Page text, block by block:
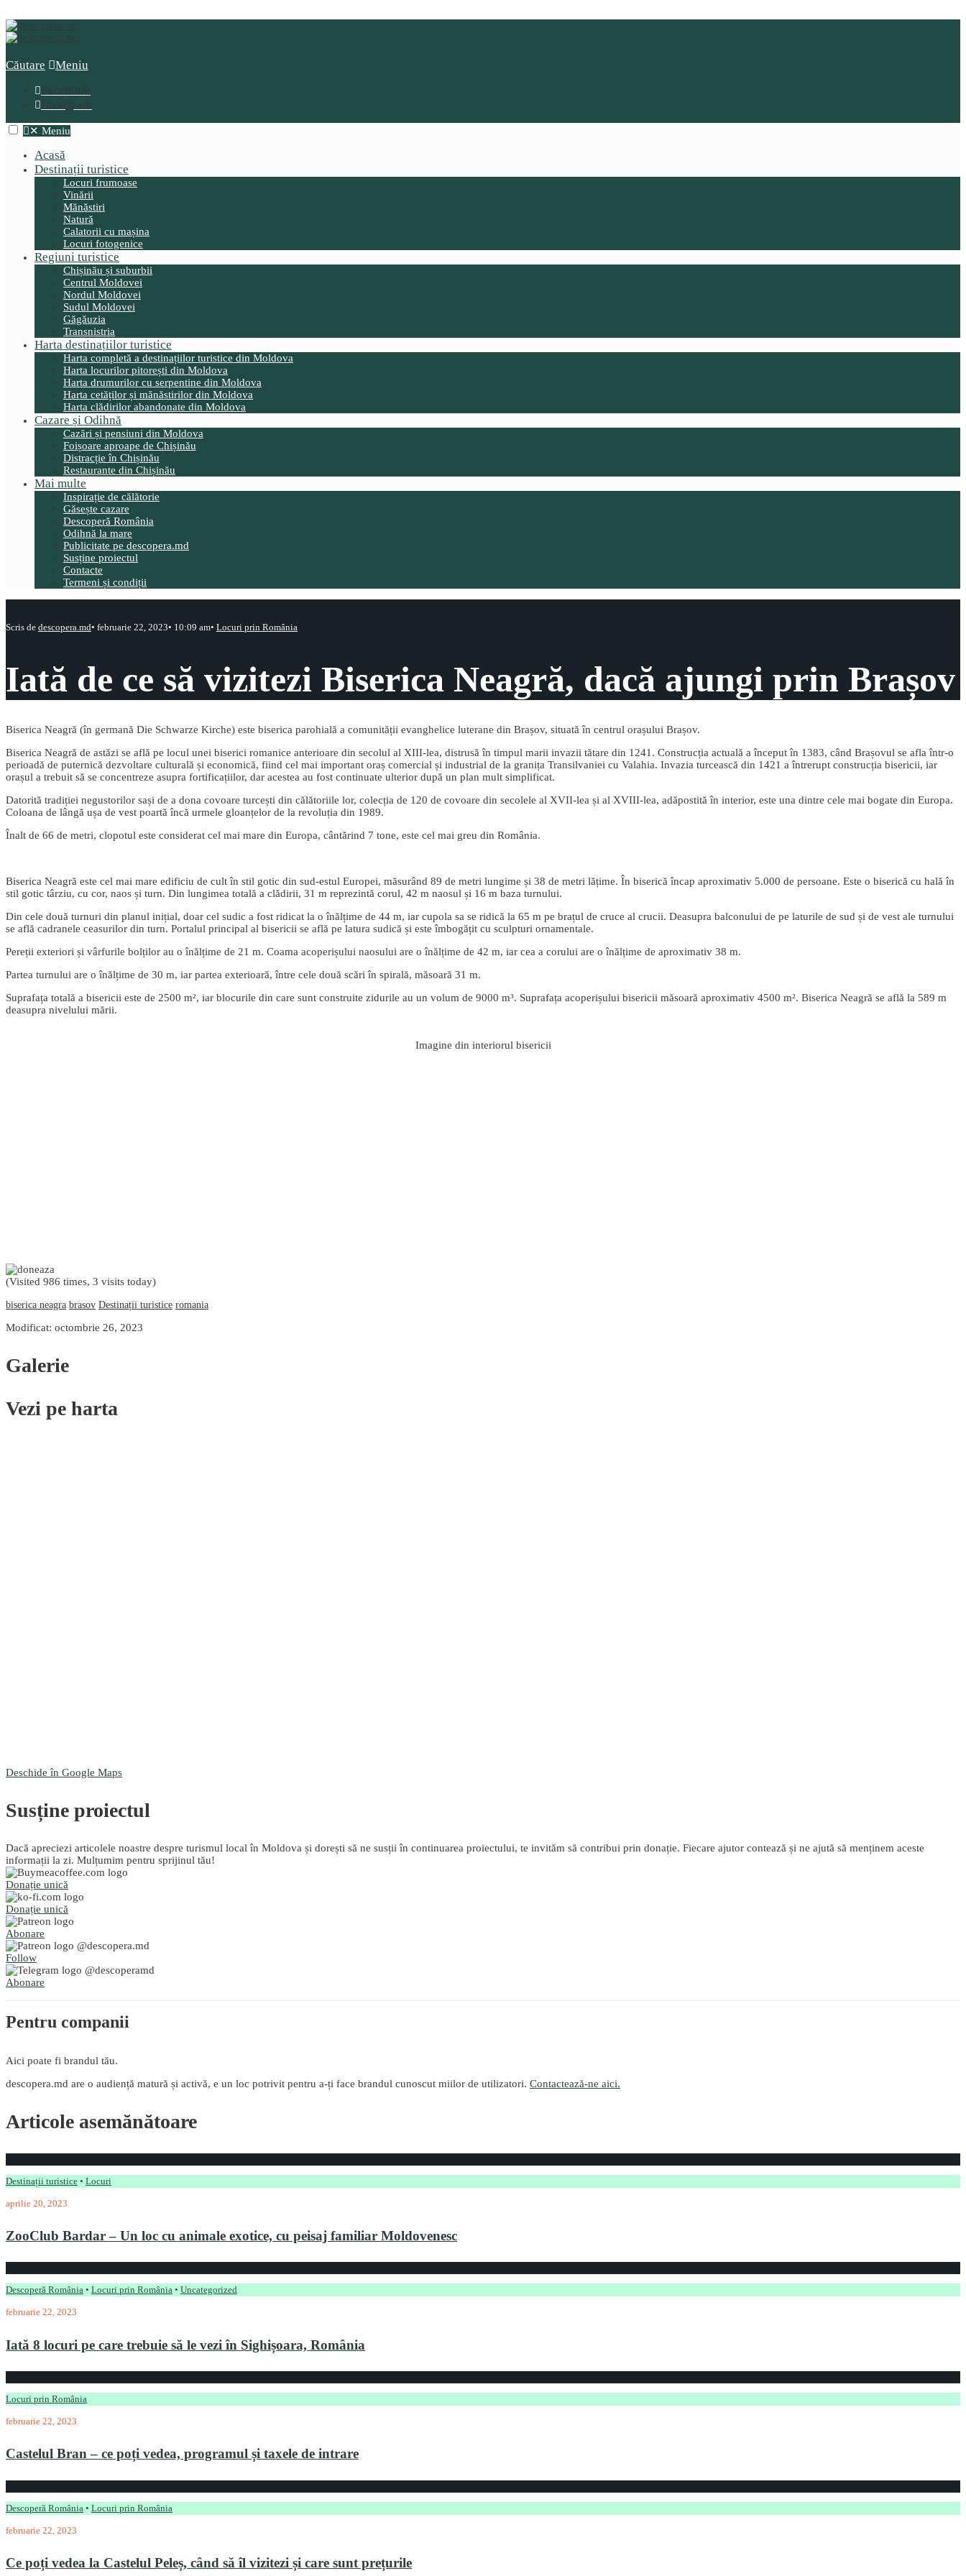
Căutare
Meniu
Facebook
Instagram
✕ Meniu
Acasă
Destinații turistice
Locuri frumoase
Vinării
Mănăstiri
Natură
Calatorii cu mașina
Locuri fotogenice
Regiuni turistice
Chișinău și suburbii
Centrul Moldovei
Nordul Moldovei
Sudul Moldovei
Găgăuzia
Transnistria
Harta destinațiilor turistice
Harta completă a destinațiilor turistice din Moldova
Harta locurilor pitorești din Moldova
Harta drumurilor cu serpentine din Moldova
Harta cetăților și mănăstirilor din Moldova
Harta clădirilor abandonate din Moldova
Cazare și Odihnă
Cazări și pensiuni din Moldova
Foișoare aproape de Chișinău
Distracție în Chișinău
Restaurante din Chișinău
Mai multe
Inspirație de călătorie
Găsește cazare
Descoperă România
Odihnă la mare
Publicitate pe descopera.md
Susține proiectul
Contacte
Termeni și condiții
Scris de descopera.md• februarie 22, 2023• 10:09 am• Locuri prin România
Iată de ce să vizitezi Biserica Neagră, dacă ajungi prin Brașov
Biserica Neagră (în germană Die Schwarze Kirche) este biserica parohială a comunității evanghelice luterane din Brașov, situată în centrul orașului Brașov.
Biserica Neagră de astăzi se află pe locul unei biserici romanice anterioare din secolul al XIII-lea, distrusă în timpul marii invazii tătare din 1241. Construcția actuală a început în 1383, când Brașovul se afla într-o
perioadă de puternică dezvoltare culturală și economică, fiind cel mai important oraș comercial și industrial de la granița Transilvaniei cu Valahia. Invazia turcească din 1421 a întrerupt construcția bisericii, iar
orașul a trebuit să se concentreze asupra fortificațiilor, dar acestea au fost continuate ulterior după un plan mult simplificat.
Datorită tradiției negustorilor sași de a dona covoare turcești din călătoriile lor, colecția de 120 de covoare din secolele al XVII-lea și al XVIII-lea, adăpostită în interior, este una dintre cele mai bogate din Europa.
Coloana de lângă ușa de vest poartă încă urmele gloanțelor de la revoluția din 1989.
Înalt de 66 de metri, clopotul este considerat cel mai mare din Europa, cântărind 7 tone, este cel mai greu din România.
Biserica Neagră este cel mai mare edificiu de cult în stil gotic din sud-estul Europei, măsurând 89 de metri lungime și 38 de metri lățime. În biserică încap aproximativ 5.000 de persoane. Este o biserică cu hală în
stil gotic târziu, cu cor, naos și turn. Din lungimea totală a clădirii, 31 m reprezintă corul, 42 m naosul și 16 m baza turnului.
Din cele două turnuri din planul inițial, doar cel sudic a fost ridicat la o înălțime de 44 m, iar cupola sa se ridică la 65 m pe brațul de cruce al crucii. Deasupra balconului de pe laturile de sud și de vest ale turnului
se află cadranele ceasurilor din turn. Portalul principal al bisericii se află pe latura sudică și este îmbogățit cu sculpturi ornamentale.
Pereții exteriori și vârfurile bolților au o înălțime de 21 m. Coama acoperișului naosului are o înălțime de 42 m, iar cea a corului are o înălțime de aproximativ 38 m.
Partea turnului are o înălțime de 30 m, iar partea exterioară, între cele două scări în spirală, măsoară 31 m.
Suprafața totală a bisericii este de 2500 m², iar blocurile din care sunt construite zidurile au un volum de 9000 m³. Suprafața acoperișului bisericii măsoară aproximativ 4500 m². Biserica Neagră se află la 589 m
deasupra nivelului mării.
Imagine din interiorul bisericii
(Visited 986 times, 3 visits today)
biserica neagra brasov Destinații turistice romania
Modificat: octombrie 26, 2023
Galerie
Vezi pe harta
Deschide în Google Maps
Susține proiectul
Dacă apreciezi articolele noastre despre turismul local în Moldova și dorești să ne susții în continuarea proiectului, te invităm să contribui prin donație. Fiecare ajutor contează și ne ajută să menținem aceste
informații la zi. Mulțumim pentru sprijinul tău!
Donație unică
Donație unică
Abonare
@descopera.md
Follow
@descoperamd
Abonare
Pentru companii
Aici poate fi brandul tău.
descopera.md are o audiență matură și activă, e un loc potrivit pentru a-ți face brandul cunoscut miilor de utilizatori. Contactează-ne aici.
Articole asemănătoare
Destinații turistice • Locuri
aprilie 20, 2023
ZooClub Bardar – Un loc cu animale exotice, cu peisaj familiar Moldovenesc
Descoperă România • Locuri prin România • Uncategorized
februarie 22, 2023
Iată 8 locuri pe care trebuie să le vezi în Sighișoara, România
Locuri prin România
februarie 22, 2023
Castelul Bran – ce poți vedea, programul și taxele de intrare
Descoperă România • Locuri prin România
februarie 22, 2023
Ce poți vedea la Castelul Peleș, când să îl vizitezi și care sunt prețurile